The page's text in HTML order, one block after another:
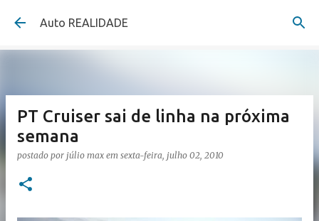
Pular para o conteúdo principal
Auto REALIDADE
PT Cruiser sai de linha na próxima
semana
postado por júlio max em sexta-feira, julho 02, 2010